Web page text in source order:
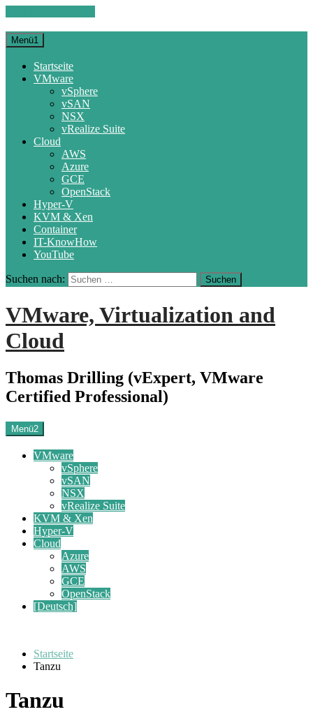
Menü1
Startseite
VMware
vSphere
vSAN
NSX
vRealize Suite
Cloud
AWS
Azure
GCE
OpenStack
Hyper-V
KVM & Xen
Container
IT-KnowHow
YouTube
Suchen nach:
VMware, Virtualization and
Cloud
Thomas Drilling (vExpert, VMware
Certified Professional)
Menü2
VMware
vSphere
vSAN
NSX
vRealize Suite
KVM & Xen
Hyper-V
Cloud
Azure
AWS
GCE
OpenStack
[Deutsch]
Startseite
Tanzu
Tanzu